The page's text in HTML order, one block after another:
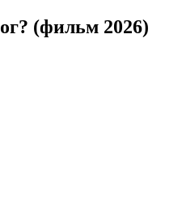
(фильм 2026)